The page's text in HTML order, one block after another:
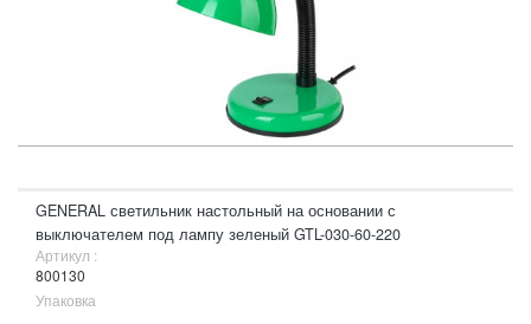
GENERAL светильник настольный на основании с
выключателем под лампу зеленый GTL-030-60-220
Артикул :
800130
Упаковка